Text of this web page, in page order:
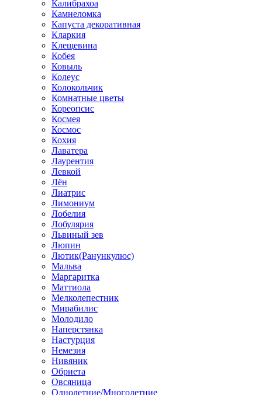
Калибрахоа
Камнеломка
Капуста декоративная
Кларкия
Клещевина
Кобея
Ковыль
Колеус
Колокольчик
Комнатные цветы
Кореопсис
Космея
Космос
Кохия
Лаватера
Лаурентия
Левкой
Лён
Лиатрис
Лимониум
Лобелия
Лобулярия
Львиный зев
Люпин
Лютик(Ранункулюс)
Мальва
Маргаритка
Маттиола
Мелколепестник
Мирабилис
Молодило
Наперстянка
Настурция
Немезия
Нивяник
Обриета
Овсяница
Однолетние/Многолетние